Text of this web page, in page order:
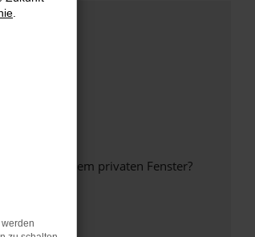
oder in einem privaten Fenster?